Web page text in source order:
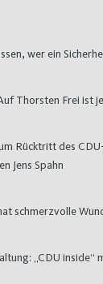
wer ein
Thorsten Frei ist
Rücktritt des CDU-
Jens Spahn
schmerzvolle
„CDU inside“